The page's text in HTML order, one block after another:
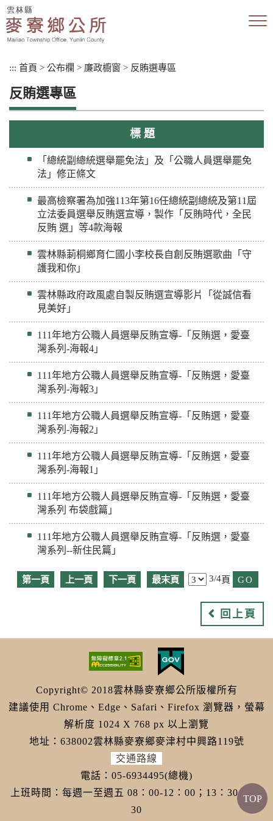
跳
到
主
::: 首頁 > 公布欄 > 廉政櫥窗 > 反賄選專區
反賄選專區
標 題
「總統副總統選舉罷免法」及「公職人員選舉罷免
法」修正條文
最高檢察署為加強113年第16任總統副總統及第11屆
立法委員選舉反賄選宣導，製作「反賄時代，全民
反賄 選」等4款海報
雲林縣莿桐鄉育仁國小李校長自創反賄選歌曲「守
護我和你」
雲林縣政府政風處自製反賄選宣導影片「從誠信看
見美好」
111年地方公職人員選舉反賄宣導-「反賄選，愛臺
灣系列-海報4」
111年地方公職人員選舉反賄宣導-「反賄選，愛臺
灣系列-海報3」
111年地方公職人員選舉反賄宣導-「反賄選，愛臺
灣系列-海報2」
111年地方公職人員選舉反賄宣導-「反賄選，愛臺
灣系列-海報1」
111年地方公職人員選舉反賄宣導-「反賄選，愛臺
灣系列 布袋戲篇」
111年地方公職人員選舉反賄宣導-「反賄選，愛臺
灣系列--新住民篇」
第一頁 上一頁 下一頁 最末頁 3/4頁
回上頁
Copyright© 2018雲林縣麥寮鄉公所版權所有
建議使用 Chrome、Edge、Safari、Firefox 瀏覽器，螢幕
解析度 1024 X 768 px 以上瀏覽
地址：638002雲林縣麥寮鄉麥津村中興路119號
交通路線
電話：05-6934495(總機)
上班時間：每週一至週五 08：00-12：00；13：30-17：
30
TOP